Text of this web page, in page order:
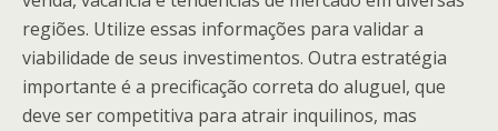
regiões. Utilize essas informações para validar a
viabilidade de seus investimentos. Outra estratégia
importante é a precificação correta do aluguel, que
deve ser competitiva para atrair inquilinos, mas